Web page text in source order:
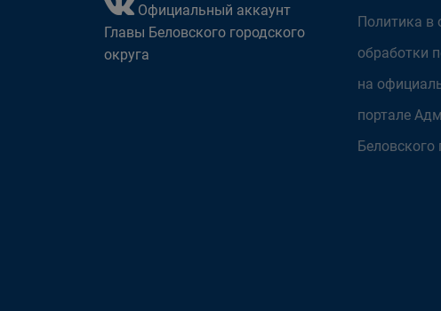
Официальный аккаунт
Главы Беловского городского
округа
Политика в
обработки
на
портале
Беловского